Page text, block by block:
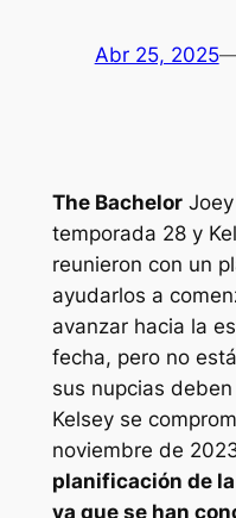
Abr 25, 2025
The BachelorJoey
temporada 28 y
reunieron con un
ayudarlos a
avanzar hacia la
fecha, pero no
sus nupcias
Kelsey se
noviembre de
planificación de
ya que se han